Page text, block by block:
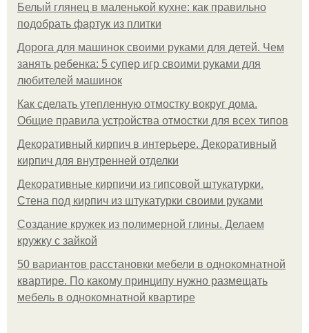
Белый глянец в маленькой кухне: как правильно
подобрать фартук из плитки
Дорога для машинок своими руками для детей. Чем
занять ребенка: 5 супер игр своими руками для
любителей машинок
Как сделать утепленную отмостку вокруг дома.
Общие правила устройства отмостки для всех типов
Декоративный кирпич в интерьере. Декоративный
кирпич для внутренней отделки
Декоративные кирпичи из гипсовой штукатурки.
Стена под кирпич из штукатурки своими руками
Создание кружек из полимерной глины. Делаем
кружку с зайкой
50 вариантов расстановки мебели в однокомнатной
квартире. По какому принципу нужно размещать
мебель в однокомнатной квартире